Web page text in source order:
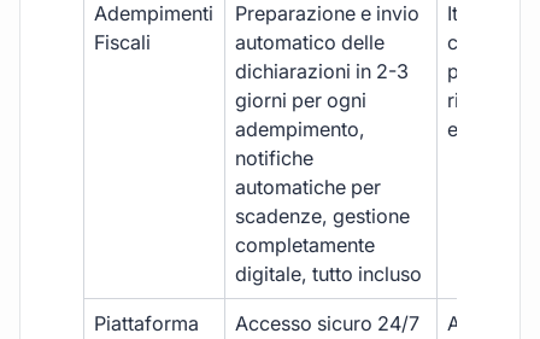
Adempimenti
Fiscali
Preparazione e invio
automatico delle
dichiarazioni in 2-3
giorni per ogni
adempimento,
notifiche
automatiche per
scadenze, gestione
completamente
digitale, tutto incluso
Iter
costi
per ogni
rischio di
e
Piattaforma
Accesso sicuro 24/7
Accesso